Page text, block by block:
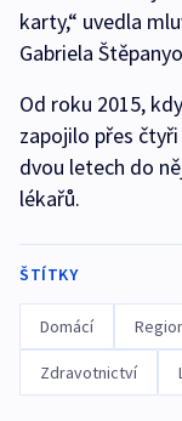
karty,“ uvedla
Gabriela
Od roku 2015,
zapojilo přes
dvou letech do
lékařů.
ŠTÍTKY
Domácí
Zdravotnictví